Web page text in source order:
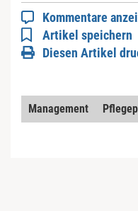
Kommentare
Artikel speichern
Diesen Artikel
Management